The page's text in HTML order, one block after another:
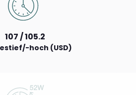
107 / 105.2
hoch (USD)